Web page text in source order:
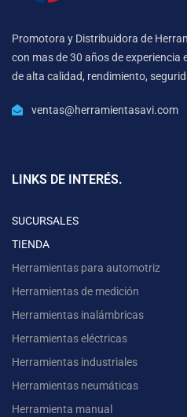
Promotora y Distribuidora de
con mas de 30 años de experiencia
de alta calidad, rendimiento,
ventas@herramientasavi.com
LINKS DE INTERÉS.
SUCURSALES
TIENDA
Herramientas para automotriz
Herramientas de medición
Herramientas inalámbricas
Herramientas eléctricas
Herramientas industriales
Herramientas neumáticas
Herramienta manual